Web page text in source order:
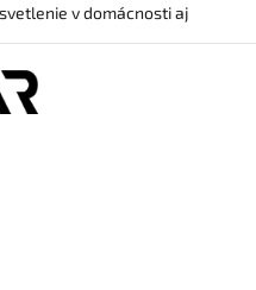
v domácnosti aj